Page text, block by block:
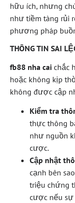
hữu ích, nhưng
như tiềm tàng rủi
phương pháp
THÔNG TIN SAI
fb88 nha cai chắc
hoặc không kịp
không được cập
Kiểm tra
thực thông
như nguồn
cược.
Cập nhật
cạnh bên
triệu chứng
cược nếu